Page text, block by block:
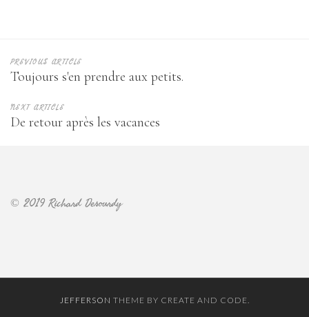
PREVIOUS ARTICLE
Toujours s'en prendre aux petits.
NEXT ARTICLE
De retour après les vacances
© 2019 Richard Desourdy
JEFFERSON THEME BY CREATE AND CODE.